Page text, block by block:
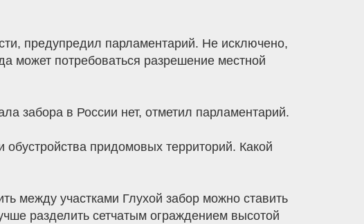
предупредил парламентарий. Не исключено,
может потребоваться разрешение местной
забора в России нет, отметил парламентарий.
придомовых территорий. Какой
между участками Глухой забор можно ставить
разделить сетчатым ограждением высотой